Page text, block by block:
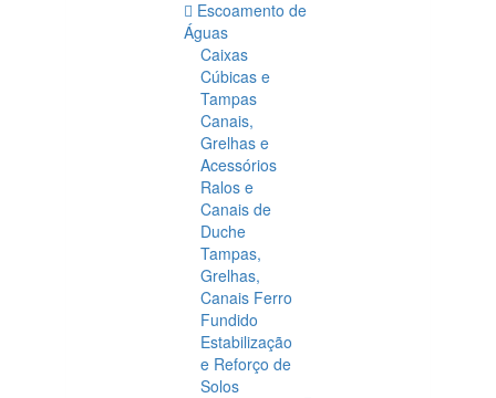
Escoamento de
Águas
Caixas
Cúbicas e
Tampas
Canais,
Grelhas e
Acessórios
Ralos e
Canais de
Duche
Tampas,
Grelhas,
Canais Ferro
Fundido
Estabilização
e Reforço de
Solos